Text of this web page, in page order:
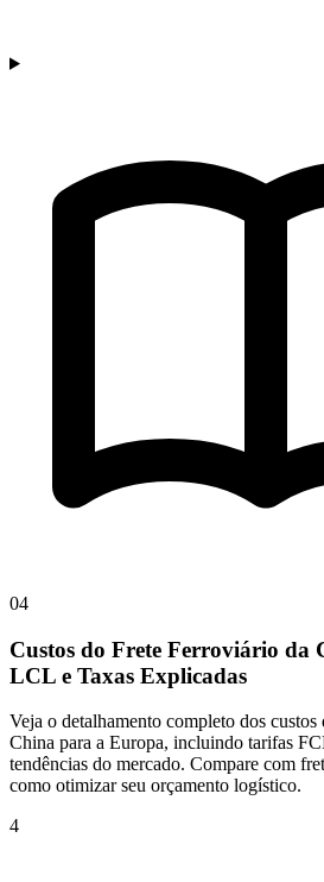
04
Custos do Frete Ferroviário da
LCL e Taxas Explicadas
Veja o detalhamento completo dos
China para a Europa, incluindo tarifas
tendências do mercado. Compare com
como otimizar seu orçamento logístico.
4